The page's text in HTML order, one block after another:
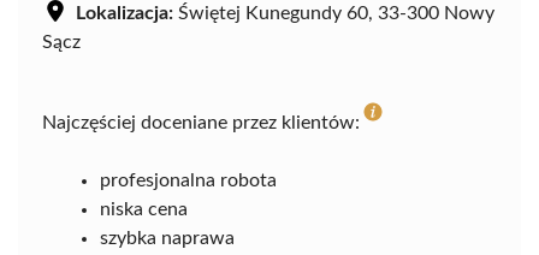
Lokalizacja: Świętej Kunegundy 60, 33-300 Nowy
Sącz
Najczęściej doceniane przez klientów:
profesjonalna robota
niska cena
szybka naprawa